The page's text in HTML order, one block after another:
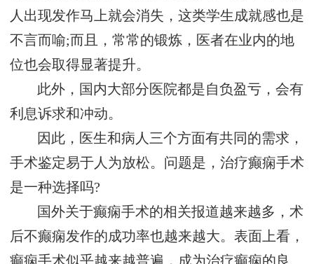
人出现发作马上就会消失，这类学生成就感也是
不言而喻;而且，常常的锻炼，医者在业内的地
位也会取得显著提升。
此外，国内大部分医院都是自负盈亏，会有
利息诉求和冲动。
因此，医生和病人三个方面有共同的需求，
手术鉴定易于人为放松。问题是，治疗癫痫手术
是一种选择吗?
国外关于癫痫手术的相关报道越来越多，术
后不癫痫发作的成功率也越来越大。表面上看，
癫痫手术似乎越来越普遍，成为治疗癫痫的良